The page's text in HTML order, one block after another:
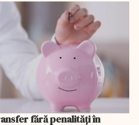
fără penalități în